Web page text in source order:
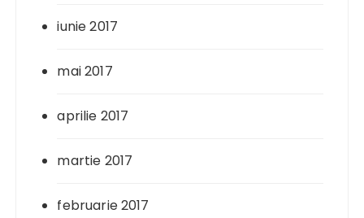
iunie 2017
mai 2017
aprilie 2017
martie 2017
februarie 2017